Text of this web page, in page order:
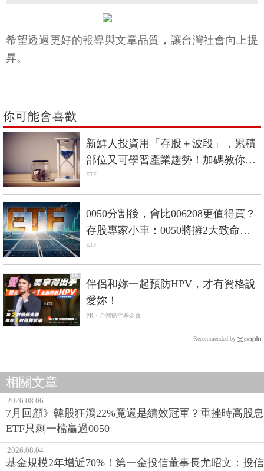
希望透過更好的報導與文章品質，讓台灣社會向上提
昇。
你可能會喜歡
新鮮人投資用「存股＋波段」，累積
部位又可學習產業趨勢！加碼教你用
富人公式穩定儲蓄
ETF
0050分割後，會比006208更值得買？
存股專家小車：0050將擁2大致命優
勢
ETF
PR
伴侶和妳一起預防HPV，才有資格說
愛妳！
PR・台灣癌症基金會
Recommended by
相關文章
2026.08.06
7月回顧》韓股狂瀉22%竟還是績效冠軍？重挫時高股息
ETF只剩一檔贏過0050
2026.08.04
基金規模2年增近70%！第一金投信董事長尤昭文：投信